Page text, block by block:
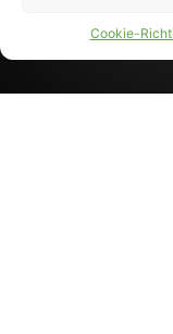
Cookie-
PARTNER WERDEN